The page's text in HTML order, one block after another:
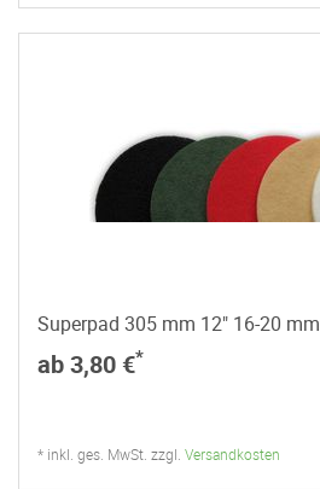
Superpad 305 mm 12" 16-20 mm
ab 3,80 €*
* inkl. ges. MwSt. zzgl. Versandkosten